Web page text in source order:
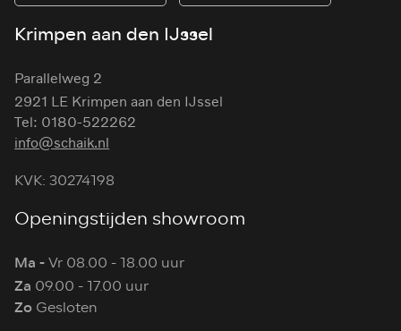
Krimpen aan den IJssel
Parallelweg 2
2921 LE Krimpen aan den IJssel
Tel: 0180-522262
info@schaik.nl
KVK: 30274198
Openingstijden showroom
Ma -Vr 08.00 - 18.00 uur
Za 09.00 - 17.00 uur
Zo Gesloten